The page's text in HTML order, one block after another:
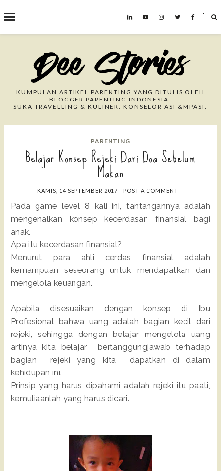
˟
Search This Blog
KUMPULAN ARTIKEL PARENTING YANG DITULIS OLEH
BLOGGER PARENTING INDONESIA.
SUKA TRAVELLING & KULINER. KONSELOR ASI &MPASI.
PARENTING
Belajar Konsep Rejeki Dari Doa Sebelum
Makan
KAMIS, 14 SEPTEMBER 2017 - POST A COMMENT
Pada game level 8 kali ini, tantangannya adalah
mengenalkan konsep kecerdasan finansial bagi
anak.
Apa itu kecerdasan finansial?
Menurut para ahli cerdas finansial adalah
kemampuan seseorang untuk mendapatkan dan
mengelola keuangan.
Apabila disesuaikan dengan konsep di Ibu
Profesional bahwa uang adalah bagian kecil dari
rejeki, sehingga dengan belajar mengelola uang
artinya kita belajar bertanggungjawab terhadap
bagian rejeki yang kita dapatkan di dalam
kehidupan ini.
Prinsip yang harus dipahami adalah rejeki itu paati,
kemuliaanlah yang harus dicari.